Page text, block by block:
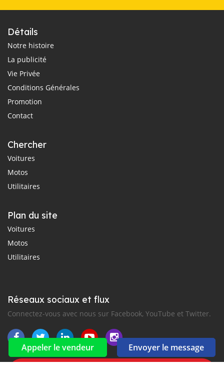
Appeler le vendeur Envoyer le message
Détails
Notre histoire
La publicité
Vie Privée
Conditions Générales
Promotion
Contact
Chercher
Voitures
Motos
Utilitaires
Plan du site
Voitures
Motos
Utilitaires
Réseaux sociaux et flux
Connectez-vous avec nous sur Facebook, YouTube et Twitter.